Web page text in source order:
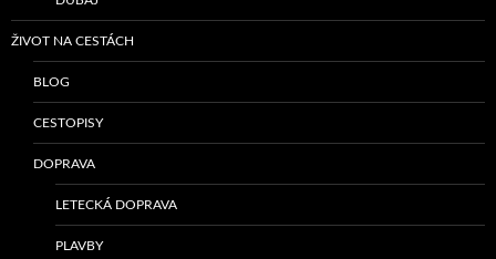
ŽIVOT NA CESTÁCH
BLOG
CESTOPISY
DOPRAVA
LETECKÁ DOPRAVA
PLAVBY